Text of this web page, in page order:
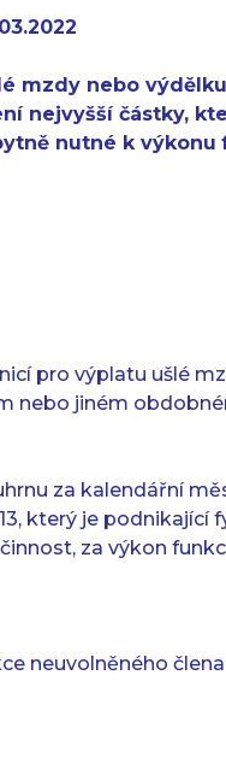
mzdy nebo
nejvyšší částky,
nutné k výkonu
pro výplatu ušlé
nebo jiném
za kalendářní
který je
za výkon
neuvolněného člena